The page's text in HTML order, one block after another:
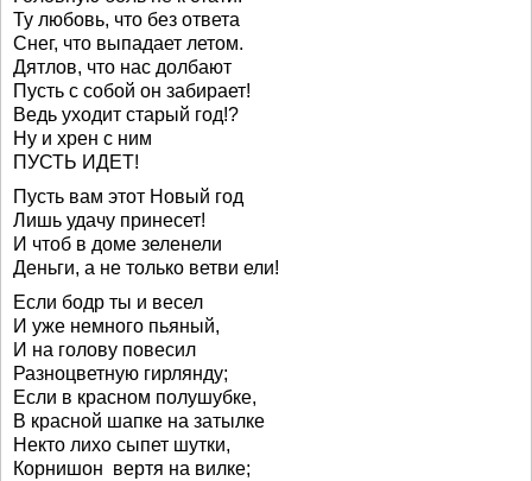
Ту любовь, что без ответа
Снег, что выпадает летом.
Дятлов, что нас долбают
Пусть с собой он забирает!
Ведь уходит старый год!?
Ну и хрен с ним
ПУСТЬ ИДЕТ!
Пусть вам этот Новый год
Лишь удачу принесет!
И чтоб в доме зеленели
Деньги, а не только ветви ели!
Если бодр ты и весел
И уже немного пьяный,
И на голову повесил
Разноцветную гирлянду;
Если в красном полушубке,
В красной шапке на затылке
Некто лихо сыпет шутки,
Корнишон вертя на вилке;